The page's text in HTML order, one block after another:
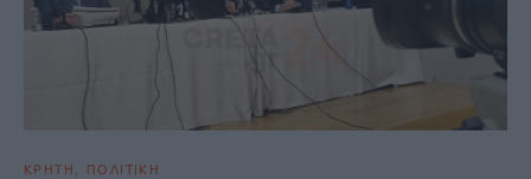
ΚΡΗΤΗ ΠΟΛΙΤΙΚΗ